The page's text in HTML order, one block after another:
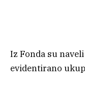
Iz Fonda su
evidentirano